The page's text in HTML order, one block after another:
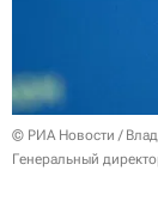
© РИА Новости /
Генеральный